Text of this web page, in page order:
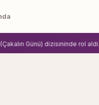
Günü) dizisininde rol aldi.